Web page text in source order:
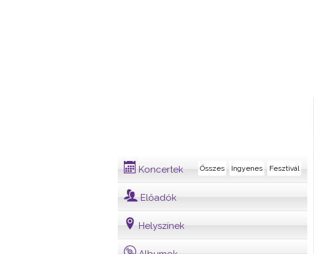
Koncertek Fesztivál
Ingyenes
Összes
Előadók
Helyszínek